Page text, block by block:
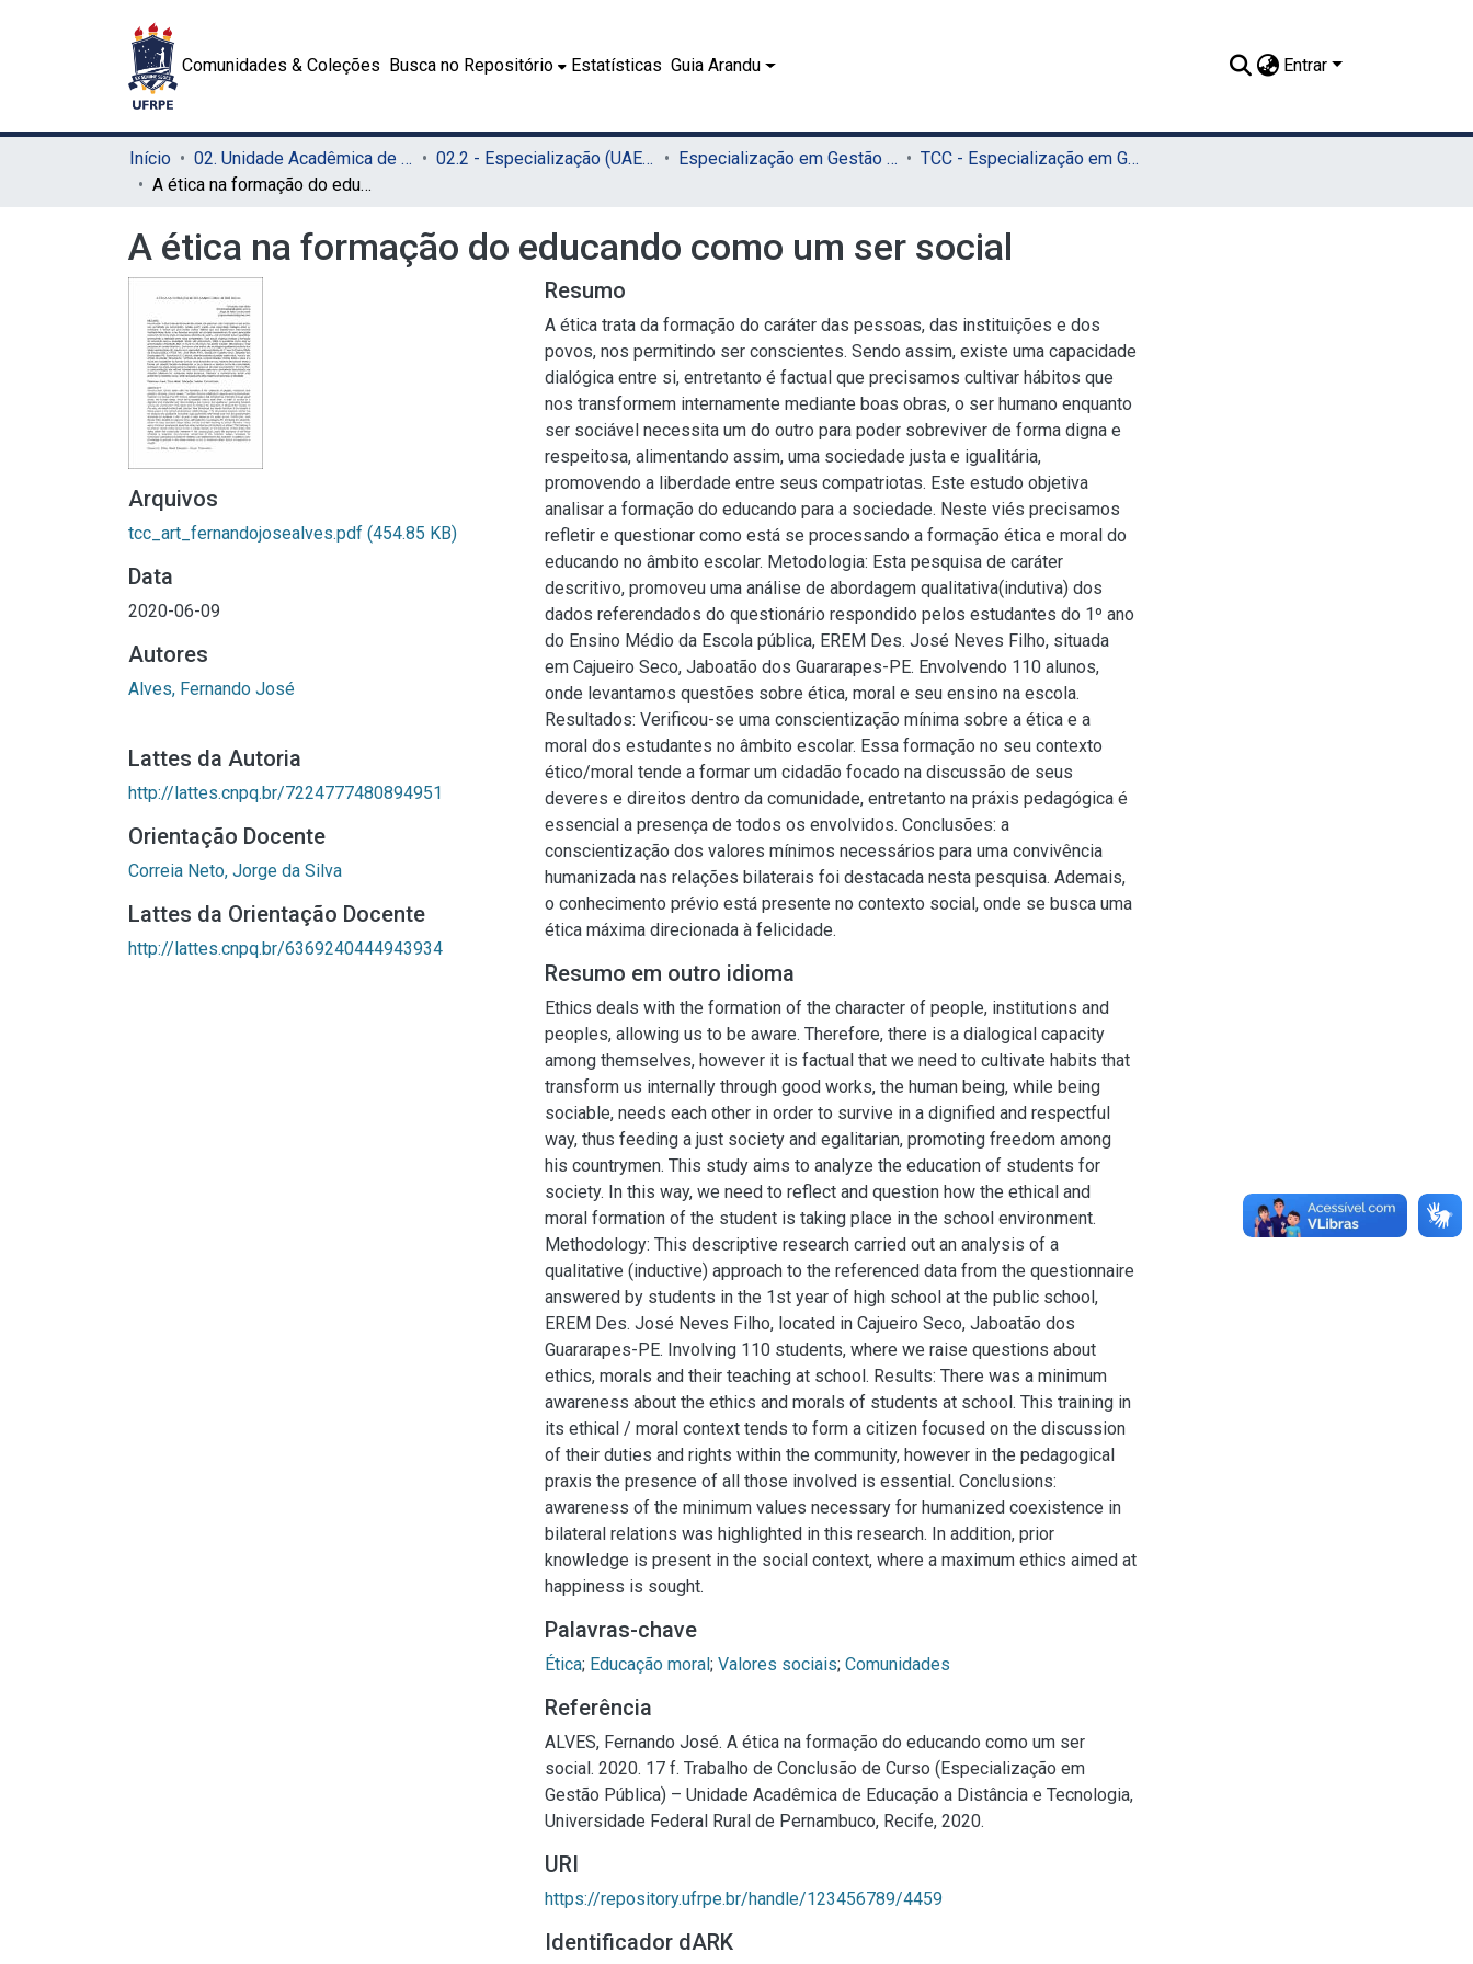
Comunidades & Coleções Busca no Repositório Estatísticas Guia Arandu Entrar
Início 02. Unidade Acadêmica de Educação a Distância e Tecnologia (UAEADTec) 02.2 - Especialização (UAEADTec) Especialização em Gestão Pública (UAEADTec)
TCC - Especialização em Gestão Pública (UAEADTec)
A ética na formação do educando como um ser social
A ética na formação do educando como um ser social
Arquivos
tcc_art_fernandojosealves.pdf (454.85 KB)
Data
2020-06-09
Autores
Alves, Fernando José
Lattes da Autoria
http://lattes.cnpq.br/7224777480894951
Orientação Docente
Correia Neto, Jorge da Silva
Lattes da Orientação Docente
http://lattes.cnpq.br/6369240444943934
Resumo
A ética trata da formação do caráter das pessoas, das instituições e dos
povos, nos permitindo ser conscientes. Sendo assim, existe uma capacidade
dialógica entre si, entretanto é factual que precisamos cultivar hábitos que
nos transformem internamente mediante boas obras, o ser humano enquanto
ser sociável necessita um do outro para poder sobreviver de forma digna e
respeitosa, alimentando assim, uma sociedade justa e igualitária,
promovendo a liberdade entre seus compatriotas. Este estudo objetiva
analisar a formação do educando para a sociedade. Neste viés precisamos
refletir e questionar como está se processando a formação ética e moral do
educando no âmbito escolar. Metodologia: Esta pesquisa de caráter
descritivo, promoveu uma análise de abordagem qualitativa(indutiva) dos
dados referendados do questionário respondido pelos estudantes do 1º ano
do Ensino Médio da Escola pública, EREM Des. José Neves Filho, situada
em Cajueiro Seco, Jaboatão dos Guararapes-PE. Envolvendo 110 alunos,
onde levantamos questões sobre ética, moral e seu ensino na escola.
Resultados: Verificou-se uma conscientização mínima sobre a ética e a
moral dos estudantes no âmbito escolar. Essa formação no seu contexto
ético/moral tende a formar um cidadão focado na discussão de seus
deveres e direitos dentro da comunidade, entretanto na práxis pedagógica é
essencial a presença de todos os envolvidos. Conclusões: a
conscientização dos valores mínimos necessários para uma convivência
humanizada nas relações bilaterais foi destacada nesta pesquisa. Ademais,
o conhecimento prévio está presente no contexto social, onde se busca uma
ética máxima direcionada à felicidade.
Resumo em outro idioma
Ethics deals with the formation of the character of people, institutions and
peoples, allowing us to be aware. Therefore, there is a dialogical capacity
among themselves, however it is factual that we need to cultivate habits that
transform us internally through good works, the human being, while being
sociable, needs each other in order to survive in a dignified and respectful
way, thus feeding a just society and egalitarian, promoting freedom among
his countrymen. This study aims to analyze the education of students for
society. In this way, we need to reflect and question how the ethical and
moral formation of the student is taking place in the school environment.
Methodology: This descriptive research carried out an analysis of a
qualitative (inductive) approach to the referenced data from the questionnaire
answered by students in the 1st year of high school at the public school,
EREM Des. José Neves Filho, located in Cajueiro Seco, Jaboatão dos
Guararapes-PE. Involving 110 students, where we raise questions about
ethics, morals and their teaching at school. Results: There was a minimum
awareness about the ethics and morals of students at school. This training in
its ethical / moral context tends to form a citizen focused on the discussion
of their duties and rights within the community, however in the pedagogical
praxis the presence of all those involved is essential. Conclusions:
awareness of the minimum values necessary for humanized coexistence in
bilateral relations was highlighted in this research. In addition, prior
knowledge is present in the social context, where a maximum ethics aimed at
happiness is sought.
Palavras-chave
Ética; Educação moral; Valores sociais; Comunidades
Referência
ALVES, Fernando José. A ética na formação do educando como um ser
social. 2020. 17 f. Trabalho de Conclusão de Curso (Especialização em
Gestão Pública) – Unidade Acadêmica de Educação a Distância e Tecnologia,
Universidade Federal Rural de Pernambuco, Recife, 2020.
URI
https://repository.ufrpe.br/handle/123456789/4459
Identificador dARK